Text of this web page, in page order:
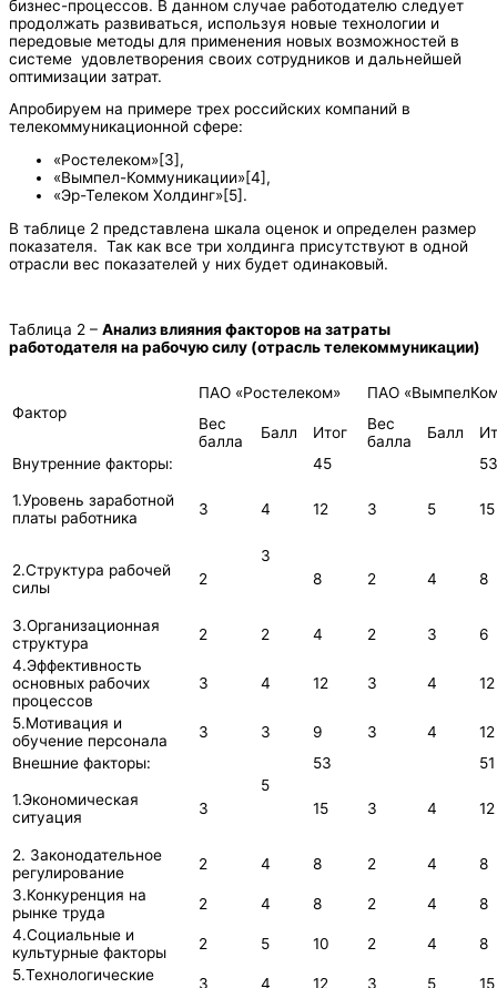
бизнес-процессов. В данном случае работодателю следует
продолжать развиваться, используя новые технологии и
передовые методы для применения новых возможностей в
системе удовлетворения своих сотрудников и дальнейшей
оптимизации затрат.
Апробируем на примере трех российских компаний в
телекоммуникационной сфере:
«Ростелеком»[3],
«Вымпел-Коммуникации»[4],
«Эр-Телеком Холдинг»[5].
В таблице 2 представлена шкала оценок и определен размер
показателя. Так как все три холдинга присутствуют в одной
отрасли вес показателей у них будет одинаковый.
Таблица 2 – Анализ влияния факторов на затраты
работодателя на рабочую силу (отрасль телекоммуникации)
Фактор
ПАО «Ростелеком»
ПАО
Вес
балла
Балл Итог
Вес
балла
Балл
Внутренние факторы:
45 53
1.Уровень заработной
платы работника
3 4 12 3 5 15
2.Структура рабочей
силы
2
3
8
2 4 8
3.Организационная
структура
2 2 4 2 3
6
4.Эффективность
основных рабочих
процессов
3 4 12 3 4 12
5.Мотивация и
обучение персонала
3 3 9 3 4
12
Внешние факторы:
53 51
1.Экономическая
ситуация
3
5
15
3 4 12
2. Законодательное
регулирование
2 4 8 2 4
8
3.Конкуренция на
рынке труда
2 4 8 2 4
8
4.Социальные и
культурные факторы
2 5 10 2 4
8
5.Технологические
3 4 12 3 5
15